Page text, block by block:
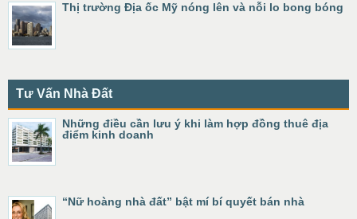
Thị trường Địa ốc Mỹ nóng lên và nỗi lo bong bóng
Tư Vấn Nhà Đất
Những điều cần lưu ý khi làm hợp đồng thuê địa
điểm kinh doanh
“Nữ hoàng nhà đất” bật mí bí quyết bán nhà